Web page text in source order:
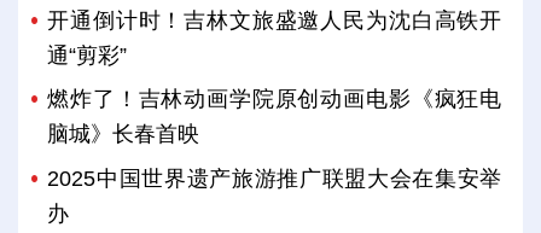
开通倒计时！吉林文旅盛邀人民为沈白高铁开
通“剪彩”
燃炸了！吉林动画学院原创动画电影《疯狂电
脑城》长春首映
2025中国世界遗产旅游推广联盟大会在集安举
办